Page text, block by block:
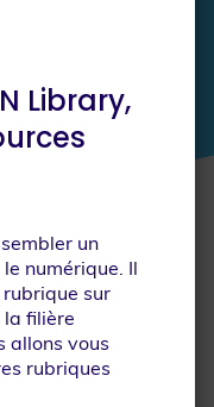
les
métiers
Library,
un
numérique. Il
sur
filière
allons vous
rubriques